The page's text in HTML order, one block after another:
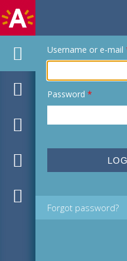
Username or e-mail
Password *
Forgot password?